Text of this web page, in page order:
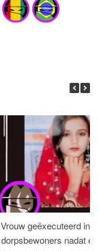
Vrouw geëxecuteerd in
dorpsbewoners nadat